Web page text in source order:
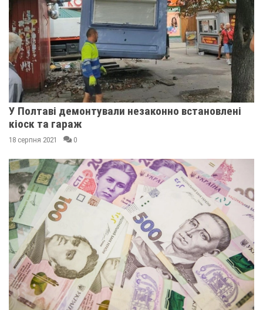
У Полтаві демонтували незаконно встановлені
кіоск та гараж
18 серпня 2021 0